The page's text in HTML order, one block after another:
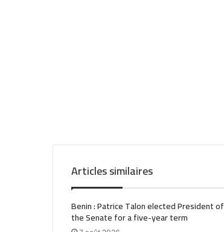
Articles similaires
Benin : Patrice Talon elected President of
the Senate for a five-year term